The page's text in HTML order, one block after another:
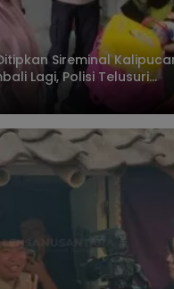
Sireminal
Lagi, Polisi Telusuri
Tua